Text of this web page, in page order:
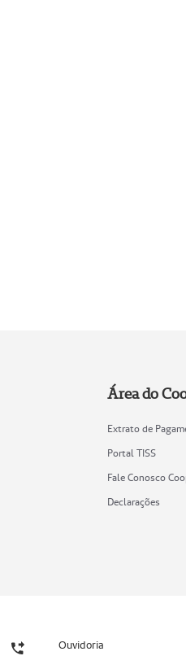
Área do
Extrato de
Portal TISS
Fale Conosco
Declarações
Ouvidoria